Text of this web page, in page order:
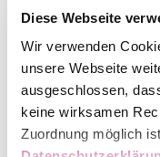
Diese Webseite
Wir verwenden
unsere Webseite
ausgeschlossen,
keine wirksamen
Zuordnung möglich